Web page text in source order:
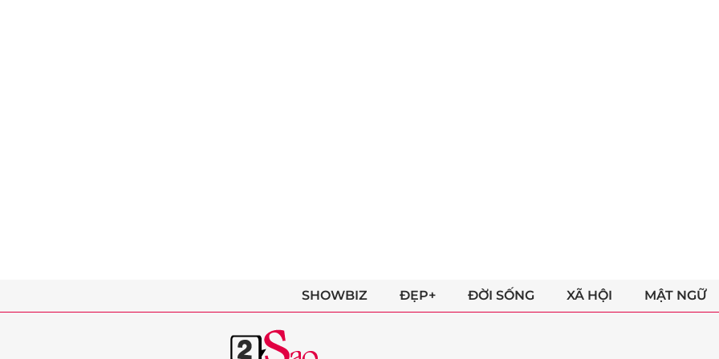
SHOWBIZ ĐẸP+ ĐỜI SỐNG XÃ HỘI MẬT NGỮ